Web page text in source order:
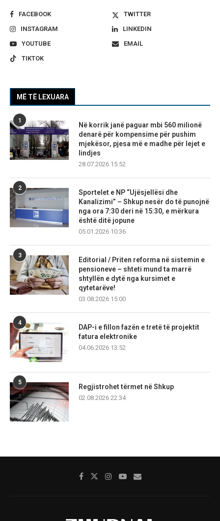
FACEBOOK
TWITTER
INSTAGRAM
LINKEDIN
YOUTUBE
EMAIL
TIKTOK
MË TË LEXUARA
1
Në korrik janë paguar mbi 560 milionë
denarë për kompensime për pushim
mjekësor, pjesa më e madhe për lejet e
lindjes
28.07.2026 15:52
2
Sportelet e NP “Ujësjellësi dhe
Kanalizimi” – Shkup nesër do të punojnë
nga ora 7:30 deri në 15:30, e mërkura
është ditë jopune
05.01.2026 10:36
3
Editorial / Priten reforma në sistemin e
pensioneve – shteti mund ta marrë
shtyllën e dytë nga kursimet e
qytetarëve!
03.08.2026 15:00
4
DAP-i e fillon fazën e tretë të projektit
fatura elektronike
04.06.2026 13:52
5
Regjistrohet tërmet në Shkup
02.08.2026 22:34